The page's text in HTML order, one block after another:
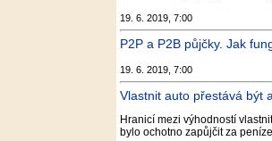
19. 6. 2019, 7:00
P2P a P2B půjčky. Jak
19. 6. 2019, 7:00
Vlastnit auto přestává být
Hranicí mezi výhodností
bylo ochotno zapůjčit za